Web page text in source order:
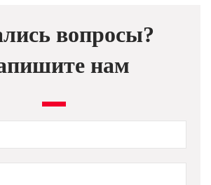
вопросы?
нам